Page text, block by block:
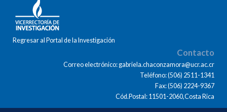
Regresar al Portal de la Investigación
Contacto
Correo electrónico: gabriela.chaconzamora@ucr.ac.cr
Teléfono: (506) 2511-1341
Fax: (506) 2224-9367
Cód.Postal: 11501-2060,Costa Rica